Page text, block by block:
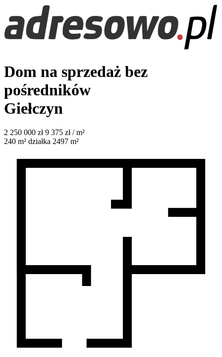
Dom na sprzedaż bez
pośredników
Giełczyn
2 250 000 zł 9 375 zł / m²
240 m² działka 2497 m²